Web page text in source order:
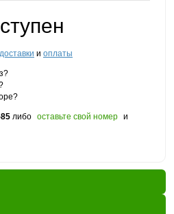
доставки и оплаты
либо оставьте свой номер и